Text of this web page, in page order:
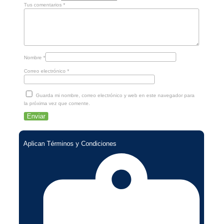
Tus comentarios *
Nombre *
Correo electrónico *
Guarda mi nombre, correo electrónico y web en este navegador para
la próxima vez que comente.
Aplican Términos y Condiciones